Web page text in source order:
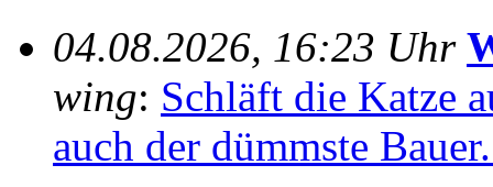
04.08.2026, 16:23 Uhr
wing: Schläft die Katze
auch der dümmste